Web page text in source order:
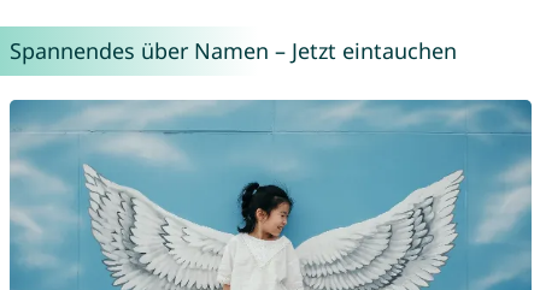
Spannendes über Namen – Jetzt eintauchen